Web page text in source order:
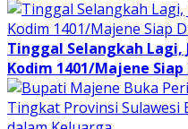
Tinggal Selangkah Lagi,
Kodim 1401/Majene